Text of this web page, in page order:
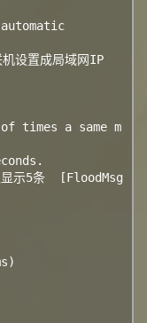
设置成局域网IP
times a same m
示5条  [FloodMsg